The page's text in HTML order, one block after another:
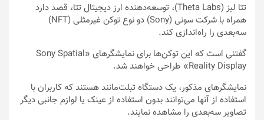
تتا لبز (Theta Labs)، توسعه‌دهنده ارز دیجیتال تتا، قصد دارد
همراه با شرکت سونی (Sony) دو نوع توکن غیرمثلی (NFT)
سه‌بعدی را راه‌اندازی کند.
گفتنی است که این توکن‌ها برای نمایشگرهای «Sony Spatial
Reality Display» طراحی خواهند شد.
نمایشگرهای مذکور، یک دستگاه تبلت‌مانند هستند که کاربران با
استفاده از آنها می‌توانند بدون استفاده از عینک یا لوازم جانبی دیگر
تصاویر سه‌بعدی را مشاهده نمایند.